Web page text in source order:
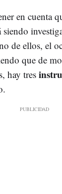
en cuenta
siendo
de ellos, el
que de
hay tres